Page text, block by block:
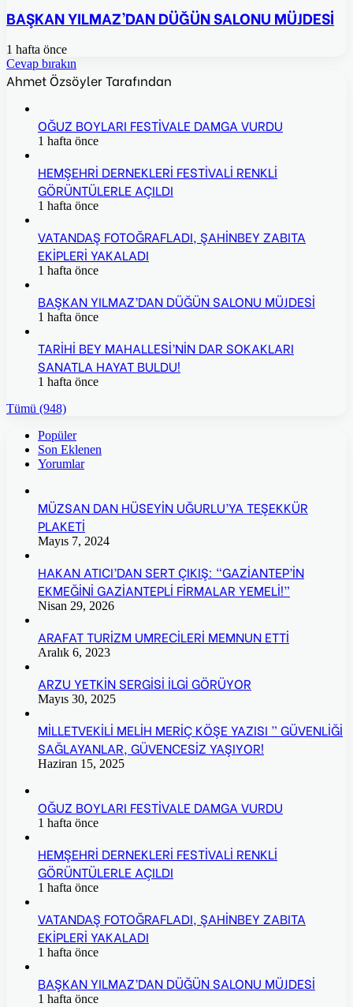
BAŞKAN YILMAZ’DAN DÜĞÜN SALONU MÜJDESİ
1 hafta önce
Cevap bırakın
Ahmet Özsöyler Tarafından
OĞUZ BOYLARI FESTİVALE DAMGA VURDU
1 hafta önce
HEMŞEHRİ DERNEKLERİ FESTİVALİ RENKLİ
GÖRÜNTÜLERLE AÇILDI
1 hafta önce
VATANDAŞ FOTOĞRAFLADI, ŞAHİNBEY ZABITA
EKİPLERİ YAKALADI
1 hafta önce
BAŞKAN YILMAZ’DAN DÜĞÜN SALONU MÜJDESİ
1 hafta önce
TARİHİ BEY MAHALLESİ’NİN DAR SOKAKLARI
SANATLA HAYAT BULDU!
1 hafta önce
Tümü (948)
Popüler
Son Eklenen
Yorumlar
MÜZSAN DAN HÜSEYİN UĞURLU’YA TEŞEKKÜR
PLAKETİ
Mayıs 7, 2024
HAKAN ATICI’DAN SERT ÇIKIŞ: “GAZİANTEP’İN
EKMEĞİNİ GAZİANTEPLİ FİRMALAR YEMELİ!”
Nisan 29, 2026
ARAFAT TURİZM UMRECİLERİ MEMNUN ETTİ
Aralık 6, 2023
ARZU YETKİN SERGİSİ İLGİ GÖRÜYOR
Mayıs 30, 2025
MİLLETVEKİLİ MELİH MERİÇ KÖŞE YAZISI ” GÜVENLİĞİ
SAĞLAYANLAR, GÜVENCESİZ YAŞIYOR!
Haziran 15, 2025
OĞUZ BOYLARI FESTİVALE DAMGA VURDU
1 hafta önce
HEMŞEHRİ DERNEKLERİ FESTİVALİ RENKLİ
GÖRÜNTÜLERLE AÇILDI
1 hafta önce
VATANDAŞ FOTOĞRAFLADI, ŞAHİNBEY ZABITA
EKİPLERİ YAKALADI
1 hafta önce
BAŞKAN YILMAZ’DAN DÜĞÜN SALONU MÜJDESİ
1 hafta önce